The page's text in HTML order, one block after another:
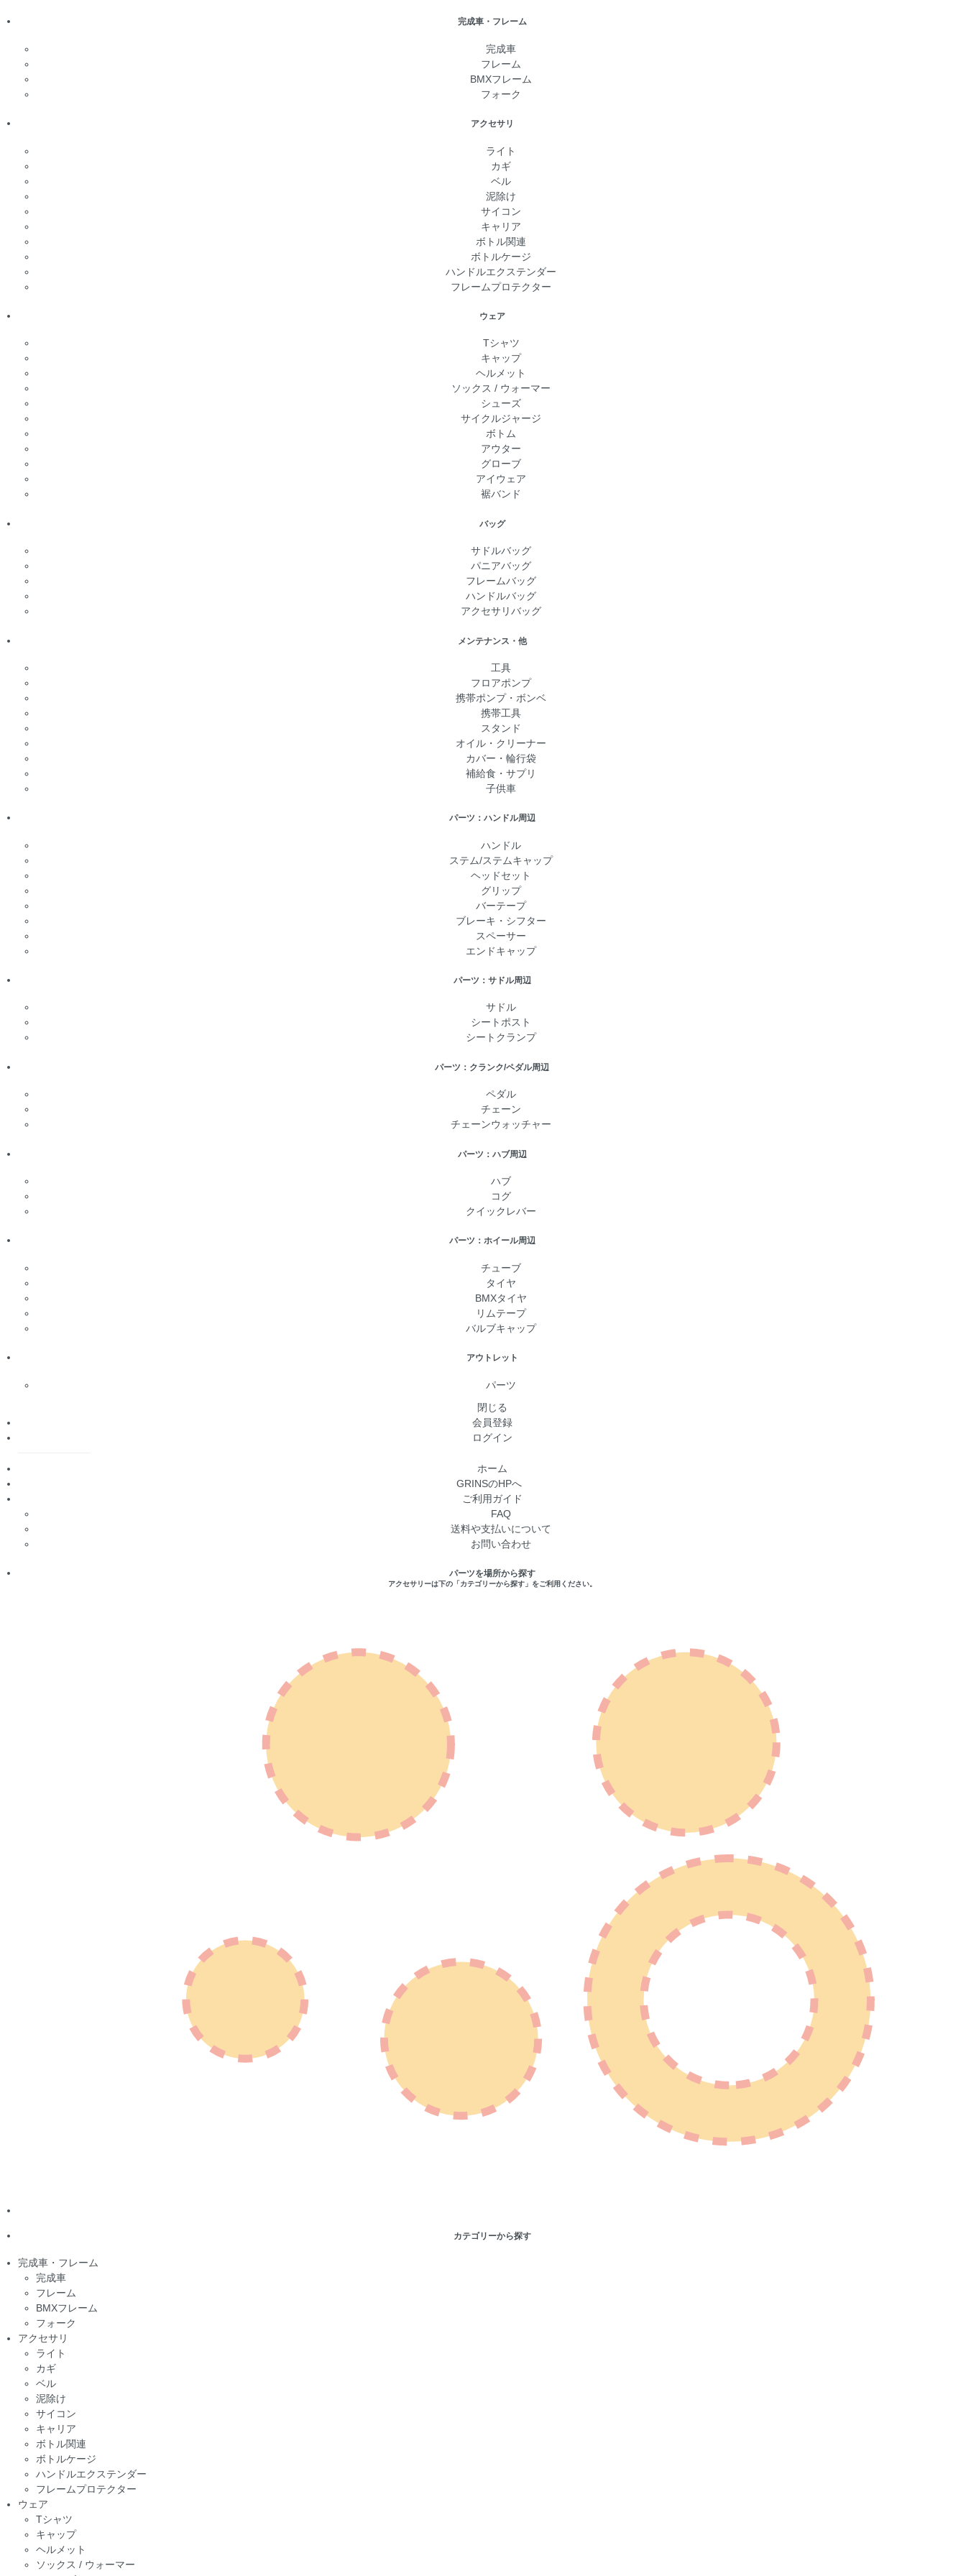
完成車・フレーム
完成車
フレーム
BMXフレーム
フォーク
アクセサリ
ライト
カギ
ベル
泥除け
サイコン
キャリア
ボトル関連
ボトルケージ
ハンドルエクステンダー
フレームプロテクター
ウェア
Tシャツ
キャップ
ヘルメット
ソックス / ウォーマー
シューズ
サイクルジャージ
ボトム
アウター
グローブ
アイウェア
裾バンド
バッグ
サドルバッグ
パニアバッグ
フレームバッグ
ハンドルバッグ
アクセサリバッグ
メンテナンス・他
工具
フロアポンプ
携帯ポンプ・ボンベ
携帯工具
スタンド
オイル・クリーナー
カバー・輪行袋
補給食・サプリ
子供車
パーツ：ハンドル周辺
ハンドル
ステム/ステムキャップ
ヘッドセット
グリップ
バーテープ
ブレーキ・シフター
スペーサー
エンドキャップ
パーツ：サドル周辺
サドル
シートポスト
シートクランプ
パーツ：クランク/ペダル周辺
ペダル
チェーン
チェーンウォッチャー
パーツ：ハブ周辺
ハブ
コグ
クイックレバー
パーツ：ホイール周辺
チューブ
タイヤ
BMXタイヤ
リムテープ
バルブキャップ
アウトレット
パーツ
閉じる
会員登録
ログイン
ホーム
GRINSのHPへ
ご利用ガイド
FAQ
送料や支払いについて
お問い合わせ
パーツを場所から探す
アクセサリーは下の「カテゴリーから探す」をご利用ください。
カテゴリーから探す
完成車・フレーム
完成車
フレーム
BMXフレーム
フォーク
アクセサリ
ライト
カギ
ベル
泥除け
サイコン
キャリア
ボトル関連
ボトルケージ
ハンドルエクステンダー
フレームプロテクター
ウェア
Tシャツ
キャップ
ヘルメット
ソックス / ウォーマー